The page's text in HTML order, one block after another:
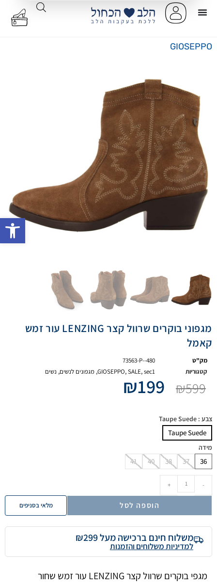
GIOSEPPO
מגפוני בוקרים שרוול קצר LENZING עור זמש
קאמל
מק"ט
73563-P--480
קטגוריות
GIOSEPPO,SALE,sec1
, מגפונים לנשים, נשים
₪599
₪199
צבע : Taupe Suede
Taupe Suede
מידה
36
37
38
40
41
-
+
הוספה לסל מלאי בסניפים
משלוח חינם ברכישה מעל ₪299
למדיניות משלוחים והזמנות
מגפי בוקרים שרוול קצר LENZING עור זמש שחור